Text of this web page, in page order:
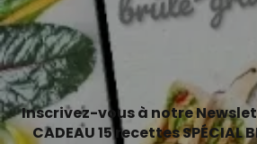
Inscrivez-vous à notre
CADEAU 15 recettes SPÉCIAL